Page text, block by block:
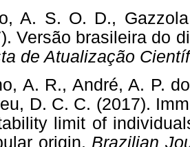
A. S. O. D.,
Versão brasileira do
de Atualização
A. R., André, A. P.
D. C. C. (2017).
limit of
origin. Brazilian